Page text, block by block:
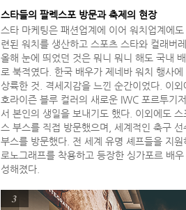
스타들의 팔렉스포 방문과 축제의 현장
스타 마케팅은 패션업계에 이어 워치업계에
련된 워치를 생산하고 스포츠 스타와 컬래버
올해 눈에 띄었던 것은 뭐니 뭐니 해도 국내
로 북적였다. 한국 배우가 제네바 워치 행사
상륙한 것. 격세지감을 느낀 순간이었다. 이
호라이즌 블루 컬러의 새로운 IWC 포르투기
서 본인의 생일을 보내기도 했다. 이외에도
스 부스를 직접 방문했으며, 세계적인 축구
부스를 방문했다. 전 세계 유명 셰프들을 지
로노그래프를 착용하고 등장한 싱가포르 배
성해졌다.
3